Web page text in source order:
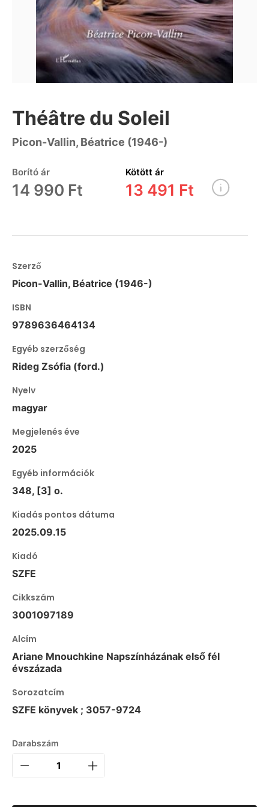
Théâtre du Soleil
Picon-Vallin, Béatrice (1946-)
Borító ár
14 990 Ft
Kötött ár
13 491 Ft
Szerző
Picon-Vallin, Béatrice (1946-)
ISBN
9789636464134
Egyéb szerzőség
Rideg Zsófia (ford.)
Nyelv
magyar
Megjelenés éve
2025
Egyéb információk
348, [3] o.
Kiadás pontos dátuma
2025.09.15
Kiadó
SZFE
Cikkszám
3001097189
Alcím
Ariane Mnouchkine Napszínházának első fél
évszázada
Sorozatcím
SZFE könyvek ; 3057-9724
Darabszám